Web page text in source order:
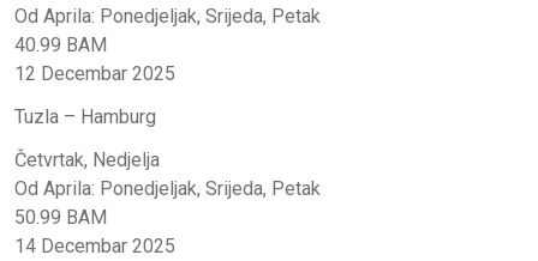
Od Aprila: Ponedjeljak, Srijeda, Petak
40.99 BAM
12 Decembar 2025
Tuzla – Hamburg
Četvrtak, Nedjelja
Od Aprila: Ponedjeljak, Srijeda, Petak
50.99 BAM
14 Decembar 2025